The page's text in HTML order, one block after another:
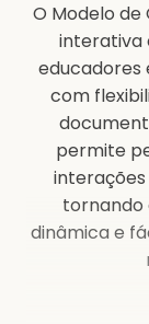
O Modelo
interativa
educadores
com
permite
tornando
dinâmica e